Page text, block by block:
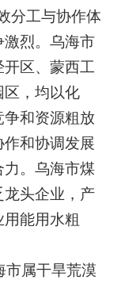
分工与协作体
激烈。乌海市
开区、蒙西工
区，均以化
和资源粗放
作和协调发展
。乌海市煤
龙头企业，产
能用水粗
市属干旱荒漠